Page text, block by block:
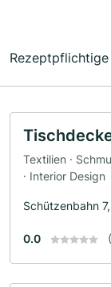
Textilien ·
· Interior Design
Schützenbahn
0.0